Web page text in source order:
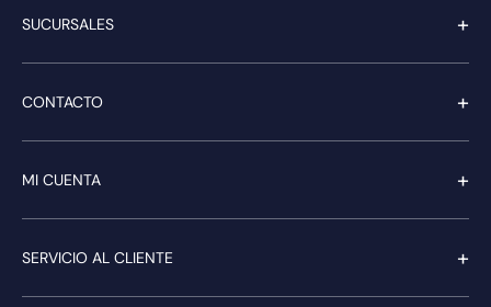
SUCURSALES +
CONTACTO +
MI CUENTA +
SERVICIO AL CLIENTE +